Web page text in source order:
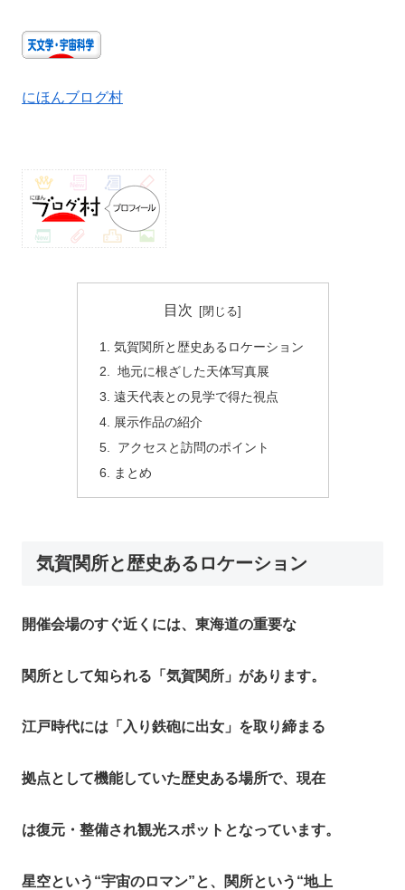
にほんブログ村
目次
気賀関所と歴史あるロケーション
地元に根ざした天体写真展
遠天代表との見学で得た視点
展示作品の紹介
アクセスと訪問のポイント
まとめ
気賀関所と歴史あるロケーション
開催会場のすぐ近くには、東海道の重要な
関所として知られる「気賀関所」があります。
江戸時代には「入り鉄砲に出女」を取り締まる
拠点として機能していた歴史ある場所で、現在
は復元・整備され観光スポットとなっています。
星空という“宇宙のロマン”と、関所という“地上